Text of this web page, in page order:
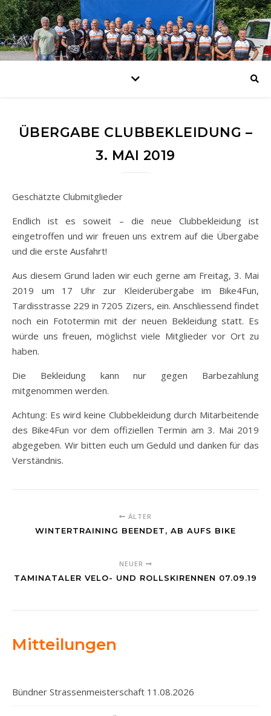
ÜBERGABE CLUBBEKLEIDUNG –
3. MAI 2019
Geschätzte Clubmitglieder
Endlich ist es soweit – die neue Clubbekleidung ist
eingetroffen und wir freuen uns extrem auf die Übergabe
und die erste Ausfahrt!
Aus diesem Grund laden wir euch gerne am Freitag, 3. Mai
2019 um 17 Uhr zur Kleiderübergabe im Bike4Fun,
Tardisstrasse 229 in 7205 Zizers, ein. Anschliessend findet
noch ein Fototermin mit der neuen Bekleidung statt. Es
würde uns freuen, möglichst viele Mitglieder vor Ort zu
haben.
Die Bekleidung kann nur gegen Barbezahlung
mitgenommen werden.
Achtung: Es wird keine Clubbekleidung durch Mitarbeitende
des Bike4Fun vor dem offiziellen Termin am 3. Mai 2019
abgegeben. Wir bitten euch um Geduld und danken für das
Verständnis.
ÄLTER
WINTERTRAINING BEENDET, AB AUFS BIKE
NEUER
TAMINATALER VELO- UND ROLLSKIRENNEN 07.09.19
Mitteilungen
Bündner Strassenmeisterschaft 11.08.2026